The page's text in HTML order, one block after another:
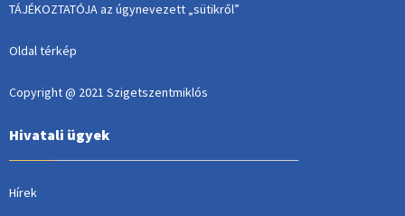
TÁJÉKOZTATÓJA az úgynevezett „sütikről”
Oldal térkép
Copyright @ 2021 Szigetszentmiklós
Hivatali ügyek
Hírek